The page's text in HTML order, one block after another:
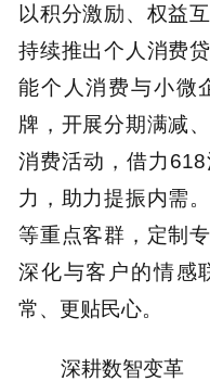
以积分激励、权益
持续推出个人消费
能个人消费与小微
牌，开展分期满减
消费活动，借力
力，助力提振内需
等重点客群，定制
深化与客户的情感
常、更贴民心。
深耕数智变革